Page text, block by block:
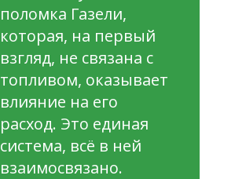
поломка Газели,
которая, на первый
взгляд, не связана с
топливом, оказывает
влияние на его
расход. Это единая
система, всё в ней
взаимосвязано.